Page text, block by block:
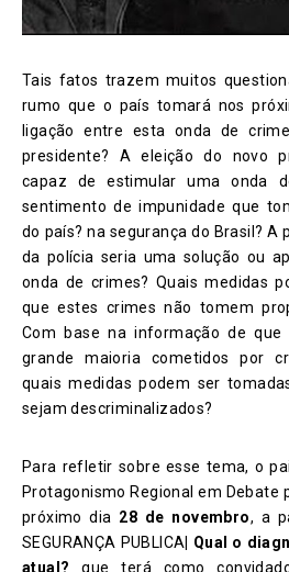
Tais fatos trazem muitos
rumo que o país tomará nos
ligação entre esta onda de
presidente? A eleição do novo
capaz de estimular uma onda
sentimento de impunidade que
do país? na segurança do Brasil?
da polícia seria uma solução ou
onda de crimes? Quais medidas
que estes crimes não tomem
Com base na informação de
grande maioria cometidos por
quais medidas podem ser
sejam descriminalizados?
Para refletir sobre esse tema, o
Protagonismo Regional em Debate
próximo dia 28 de novembro, a
SEGURANÇA PUBLICA | Qual o
atual?que terá como